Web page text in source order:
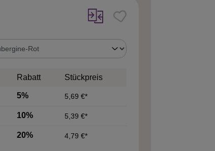
Rabatt Stückpreis
5% 5,69 €*
10% 5,39 €*
20% 4,79 €*